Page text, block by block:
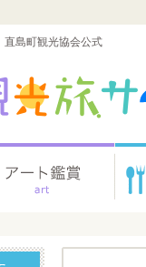
直島町観光協会公式